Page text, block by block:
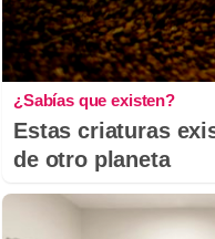
¿Sabías que existen?
Estas criaturas
de otro planeta